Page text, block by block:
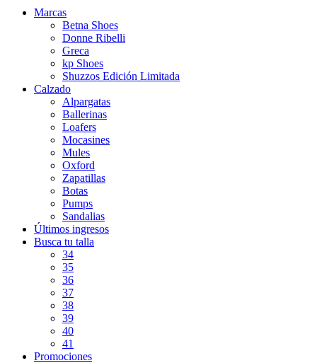
Marcas
Betna Shoes
Donne Ribelli
Greca
kp Shoes
Shuzzos Edición Limitada
Calzado
Alpargatas
Ballerinas
Loafers
Mocasines
Mules
Oxford
Zapatillas
Botas
Pumps
Sandalias
Últimos ingresos
Busca tu talla
34
35
36
37
38
39
40
41
Promociones